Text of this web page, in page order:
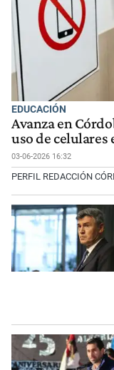
EDUCACIÓN
Avanza en
uso de celulares
03-06-2026 16:32
PERFIL REDACCIÓN